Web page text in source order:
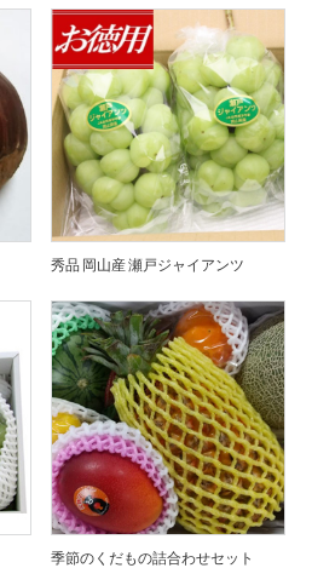
秀品 岡山産 瀬戸ジャイアンツ
季節のくだもの詰合わせセット